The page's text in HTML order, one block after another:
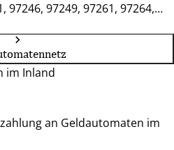
97246, 97249, 97261, 97264,
97285, 97292, 97297,
97337, 97340, 97346, 97350,
97753, 97775, 97780, 97816,
97854, 97855, 97892
im Inland
an Geldautomaten im